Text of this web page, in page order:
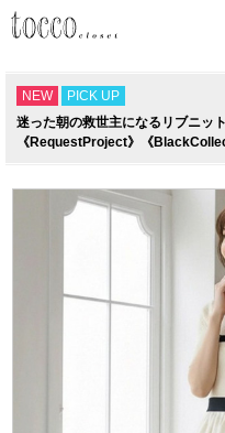
NEW
PICK UP
迷った朝の救世主になるリブニッ
《RequestProject》《